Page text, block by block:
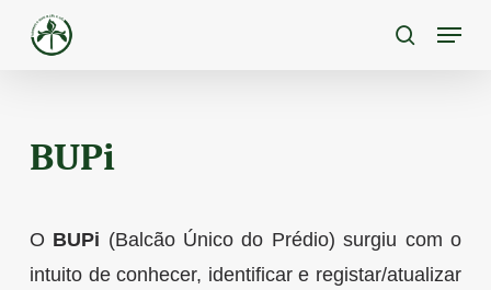
main
Menu
BUPi
O BUPi (Balcão Único do Prédio) surgiu com o
intuito de conhecer, identificar e registar/atualizar